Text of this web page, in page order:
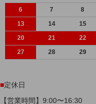
6
7 8
13
14 15
20
21 22
27
28 29
■定休日
【営業時間】9:00〜16:30